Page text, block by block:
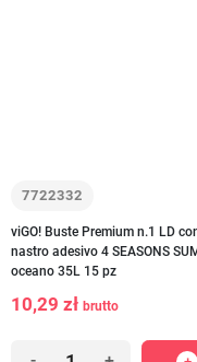
7722332
viGO! Buste Premium n.1 LD
nastro adesivo 4 SEASONS
oceano 35L 15 pz
10,29 zł brutto